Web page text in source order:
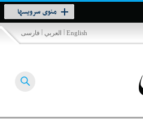
منوی سرویسها
Toggle
navigation
فارسی | العربي | English